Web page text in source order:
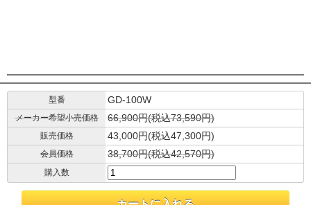
型番 GD-100W
メーカー希望小売価格 66,900円(税込73,590円)
販売価格 43,000円(税込47,300円)
会員価格 38,700円(税込42,570円)
購入数